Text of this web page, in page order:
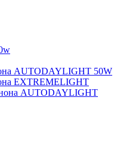
AUTODAYLIGHT 50W
EXTREMELIGHT
AUTODAYLIGHT